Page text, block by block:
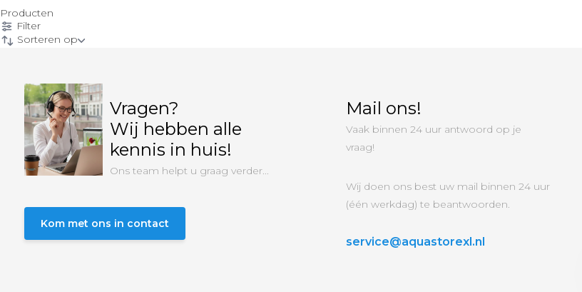
Producten
Filter
Sorteren op
Vragen?
Wij hebben alle
kennis in huis!
Ons team helpt u graag verder...
Kom met ons in contact
Mail ons!
Vaak binnen 24 uur antwoord op je
vraag!
Wij doen ons best uw mail binnen 24 uur
(één werkdag) te beantwoorden.
service@aquastorexl.nl